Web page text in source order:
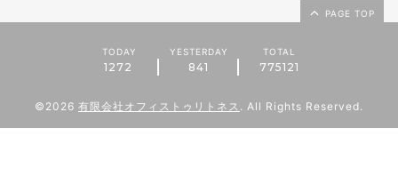
PAGE TOP
TODAY
1272
YESTERDAY
841
TOTAL
775121
©2026 有限会社オフィストゥリトネス . All Rights Reserved.